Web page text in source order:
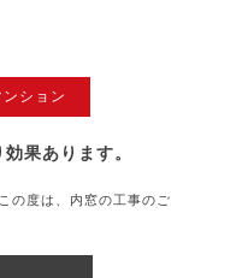
ション
果あります。
の度は、内窓の工事のご